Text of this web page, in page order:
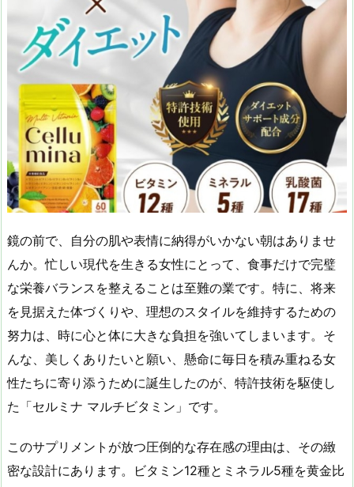
鏡の前で、自分の肌や表情に納得がいかない朝はありませ
んか。忙しい現代を生きる女性にとって、食事だけで完璧
な栄養バランスを整えることは至難の業です。特に、将来
を見据えた体づくりや、理想のスタイルを維持するための
努力は、時に心と体に大きな負担を強いてしまいます。そ
んな、美しくありたいと願い、懸命に毎日を積み重ねる女
性たちに寄り添うために誕生したのが、特許技術を駆使し
た「セルミナ マルチビタミン」です。
このサプリメントが放つ圧倒的な存在感の理由は、その緻
密な設計にあります。ビタミン12種とミネラル5種を黄金比